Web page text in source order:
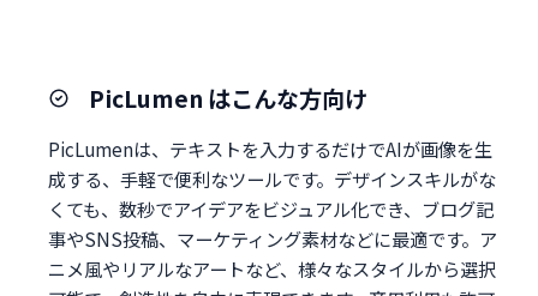
PicLumen はこんな方向け
PicLumenは、テキストを入力するだけでAIが画像を生
成する、手軽で便利なツールです。デザインスキルがな
くても、数秒でアイデアをビジュアル化でき、ブログ記
事やSNS投稿、マーケティング素材などに最適です。ア
ニメ風やリアルなアートなど、様々なスタイルから選択